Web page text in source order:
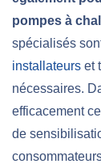
pompes à
spécialisés
installateurs et
nécessaires.
efficacement
de